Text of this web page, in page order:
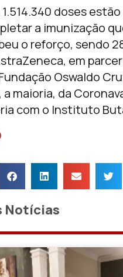
1.514.340 doses
a imunização
o reforço, sendo
em
Oswaldo
maioria, da
com o Instituto
Notícias